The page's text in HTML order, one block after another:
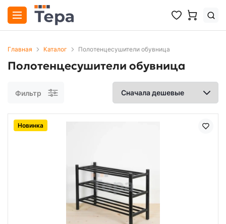
Главная Каталог Полотенцесушители обувница
Полотенцесушители обувница
Фильтр
Новинка